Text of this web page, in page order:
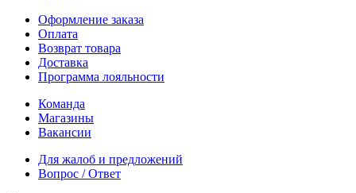
Оформление заказа
Оплата
Возврат товара
Доставка
Программа лояльности
Команда
Магазины
Вакансии
Для жалоб и предложений
Вопрос / Ответ